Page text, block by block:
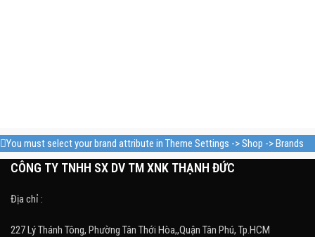
You must select your brand attribute in Theme Settings -> Shop -> Brands
CÔNG TY TNHH SX DV TM XNK THẠNH ĐỨC
Địa chỉ :
227 Lý Thánh Tông, Phường Tân Thới Hòa,,Quận Tân Phú, Tp.HCM